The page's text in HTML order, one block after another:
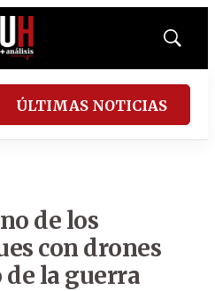
Mostrar
ÚLTIMAS NOTICIAS
de los
con drones
la guerra